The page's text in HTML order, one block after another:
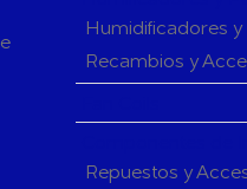
Humidificadores
Recambios y
Repuestos y